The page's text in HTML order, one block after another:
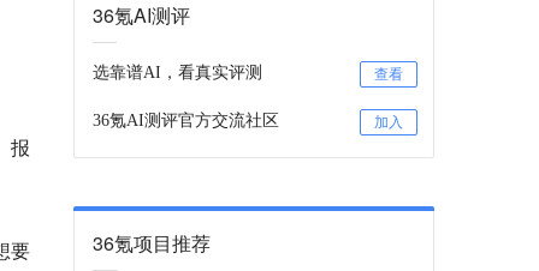
报
要
36氪AI测评
选靠谱AI，看真实评测 查看
36氪AI测评官方交流社区 加入
36氪项目推荐